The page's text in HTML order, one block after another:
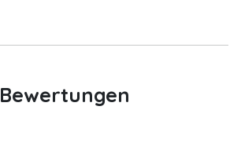
Bewertungen